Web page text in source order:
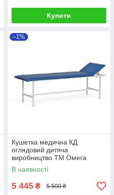
Купити
–1%
Кушетка медична КД
оглядовий дитяча
виробництво ТМ Омега
(Україна)
В наявності
5 445 ₴ 5 500 ₴